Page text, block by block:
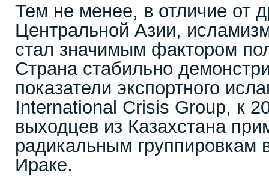
Тем не менее, в отличие от
Центральной Азии,
стал значимым фактором
Страна стабильно
показатели экспортного
International Crisis Group, к
выходцев из Казахстана
радикальным группировкам
Ираке.